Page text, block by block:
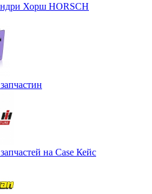
Хорш HORSCH
на Case Кейс